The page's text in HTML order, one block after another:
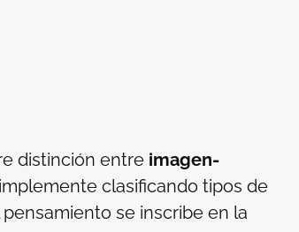
distinción entre imagen-
clasificando tipos de
se inscribe en la